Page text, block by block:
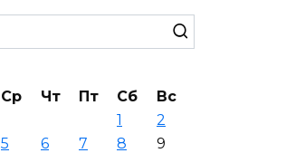
Ср Чт Пт Сб
Вс
1
2
5 6 7 8
9